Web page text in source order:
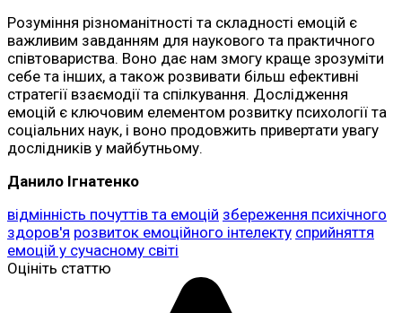
Розуміння різноманітності та складності емоцій є
важливим завданням для наукового та практичного
співтовариства. Воно дає нам змогу краще зрозуміти
себе та інших, а також розвивати більш ефективні
стратегії взаємодії та спілкування. Дослідження
емоцій є ключовим елементом розвитку психології та
соціальних наук, і воно продовжить привертати увагу
дослідників у майбутньому.
Данило Ігнатенко
відмінність почуттів та емоцій збереження психічного
здоров'я розвиток емоційного інтелекту сприйняття
емоцій у сучасному світі
Оцініть статтю